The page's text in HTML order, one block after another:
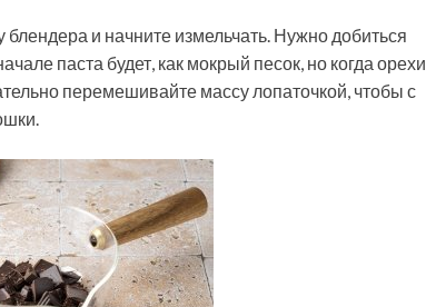
и начните измельчать. Нужно добиться
паста будет, как мокрый песок, но когда орехи
перемешивайте массу лопаточкой, чтобы с